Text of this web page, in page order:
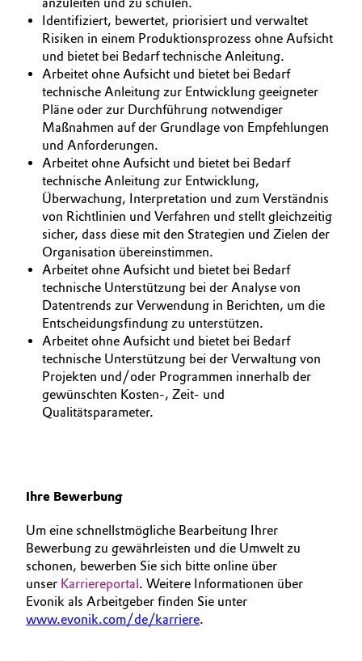
Identifiziert, bewertet, priorisiert und verwaltet
Risiken in einem Produktionsprozess ohne Aufsicht
und bietet bei Bedarf technische Anleitung.
Arbeitet ohne Aufsicht und bietet bei Bedarf
technische Anleitung zur Entwicklung geeigneter
Pläne oder zur Durchführung notwendiger
Maßnahmen auf der Grundlage von Empfehlungen
und Anforderungen.
Arbeitet ohne Aufsicht und bietet bei Bedarf
technische Anleitung zur Entwicklung,
Überwachung, Interpretation und zum Verständnis
von Richtlinien und Verfahren und stellt gleichzeitig
sicher, dass diese mit den Strategien und Zielen der
Organisation übereinstimmen.
Arbeitet ohne Aufsicht und bietet bei Bedarf
technische Unterstützung bei der Analyse von
Datentrends zur Verwendung in Berichten, um die
Entscheidungsfindung zu unterstützen.
Arbeitet ohne Aufsicht und bietet bei Bedarf
technische Unterstützung bei der Verwaltung von
Projekten und/oder Programmen innerhalb der
gewünschten Kosten-, Zeit- und
Qualitätsparameter.
Ihre Bewerbung
Um eine schnellstmögliche Bearbeitung Ihrer
Bewerbung zu gewährleisten und die Umwelt zu
schonen, bewerben Sie sich bitte online über
unser Karriereportal. Weitere Informationen über
Evonik als Arbeitgeber finden Sie unter
www.evonik.com/de/karriere.